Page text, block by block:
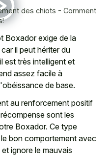
des chiots - Comment
Boxador exige de la
il peut hériter du
est très intelligent et
assez facile à
de base.
au renforcement positif
sont les
Boxador. Ce type
bon comportement avec
ignore le mauvais